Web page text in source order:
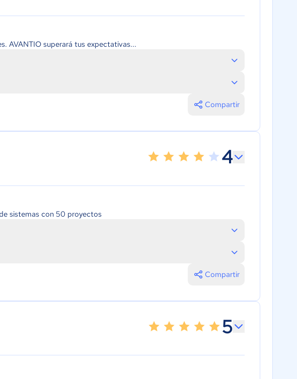
AVANTIO superará tus expectativas...
Compartir
4
sistemas con 50 proyectos
Compartir
5